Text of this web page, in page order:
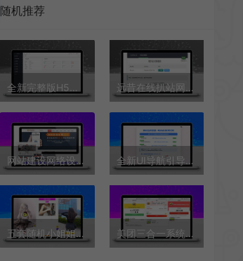
随机推荐
全新完整版H5商城系统源码 亲测 附教程 远昔在线扒站网PHP源码-在线扒站工具网站源码-一键扒取网站源代码
网站建设网络设计营销类网站模板 全新UI导航引导页源码
五套随机小姐姐短视频引流网站源码+最新API 美团三合一系统源码